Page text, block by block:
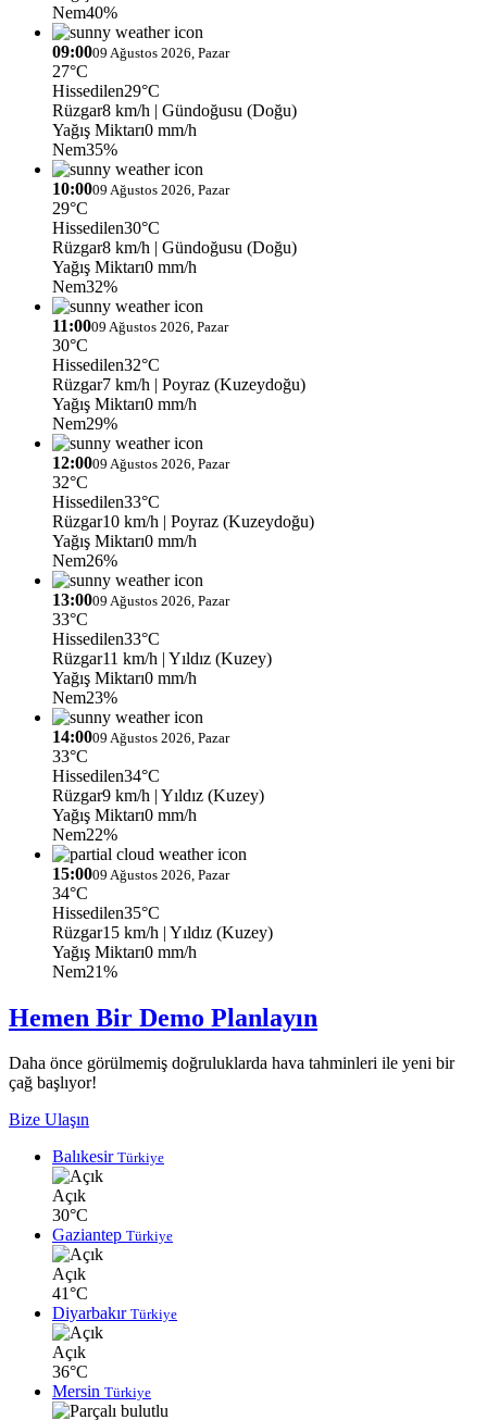
Nem40%
09:0009 Ağustos 2026, Pazar
27°C
Hissedilen29°C
Rüzgar8 km/h | Gündoğusu (Doğu)
Yağış Miktarı0 mm/h
Nem35%
10:0009 Ağustos 2026, Pazar
29°C
Hissedilen30°C
Rüzgar8 km/h | Gündoğusu (Doğu)
Yağış Miktarı0 mm/h
Nem32%
11:0009 Ağustos 2026, Pazar
30°C
Hissedilen32°C
Rüzgar7 km/h | Poyraz (Kuzeydoğu)
Yağış Miktarı0 mm/h
Nem29%
12:0009 Ağustos 2026, Pazar
32°C
Hissedilen33°C
Rüzgar10 km/h | Poyraz (Kuzeydoğu)
Yağış Miktarı0 mm/h
Nem26%
13:0009 Ağustos 2026, Pazar
33°C
Hissedilen33°C
Rüzgar11 km/h | Yıldız (Kuzey)
Yağış Miktarı0 mm/h
Nem23%
14:0009 Ağustos 2026, Pazar
33°C
Hissedilen34°C
Rüzgar9 km/h | Yıldız (Kuzey)
Yağış Miktarı0 mm/h
Nem22%
15:0009 Ağustos 2026, Pazar
34°C
Hissedilen35°C
Rüzgar15 km/h | Yıldız (Kuzey)
Yağış Miktarı0 mm/h
Nem21%
Hemen Bir Demo Planlayın
Daha önce görülmemiş doğruluklarda hava tahminleri ile yeni bir
çağ başlıyor!
Bize Ulaşın
Balıkesir Türkiye
Açık
30°C
Gaziantep Türkiye
Açık
41°C
Diyarbakır Türkiye
Açık
36°C
Mersin Türkiye